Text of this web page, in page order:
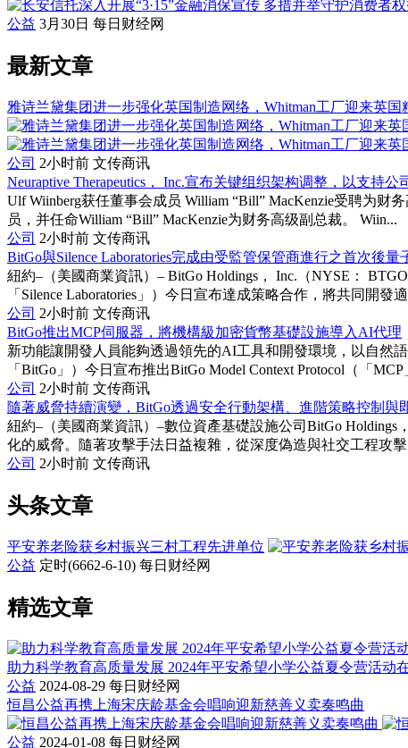
公益 3月30日 每日财经网
最新文章
雅诗兰黛集团进一步强化英国制造网络，Whitman工厂迎来英国
公司 2小时前 文传商讯
Neuraptive Therapeutics， Inc.宣布关键组织架构调整，以支持公
Ulf Wiinberg获任董事会成员 William “Bill” MacKenzie受聘为财
员，并任命William “Bill” MacKenzie为财务高级副总裁。 Wiin...
公司 2小时前 文传商讯
BitGo與Silence Laboratories完成由受監管保管商進行之首次後量
紐約–（美國商業資訊）– BitGo Holdings， Inc.（NYSE：
「Silence Laboratories」）今日宣布達成策略合作，將共同開發
公司 2小时前 文传商讯
BitGo推出MCP伺服器，將機構級加密貨幣基礎設施導入AI代理
新功能讓開發人員能夠透過領先的AI工具和開發環境，以自然
「BitGo」）今日宣布推出BitGo Model Context Protocol（「
公司 2小时前 文传商讯
隨著威脅持續演變，BitGo透過安全行動架構、進階策略控制與
紐約–（美國商業資訊）–數位資產基礎設施公司BitGo
化的威脅。隨著攻擊手法日益複雜，從深度偽造與社交工程攻
公司 2小时前 文传商讯
头条文章
平安养老险获乡村振兴三村工程先进单位
公益 定时(6662-6-10) 每日财经网
精选文章
助力科学教育高质量发展 2024年平安希望小学公益夏令营活动
公益 2024-08-29 每日财经网
恒昌公益再携上海宋庆龄基金会唱响迎新慈善义卖奏鸣曲
公益 2024-01-08 每日财经网